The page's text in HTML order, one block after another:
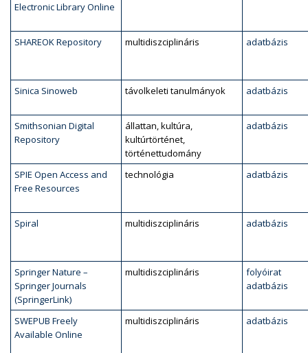
Electronic Library Online
SHAREOK Repository multidiszciplináris adatbázis
Sinica Sinoweb távolkeleti tanulmányok adatbázis
Smithsonian Digital
Repository
állattan, kultúra,
kultúrtörténet,
történettudomány
adatbázis
SPIE Open Access and
Free Resources
technológia adatbázis
Spiral multidiszciplináris adatbázis
Springer Nature –
Springer Journals
(SpringerLink)
multidiszciplináris
folyóirat
adatbázis
SWEPUB Freely
Available Online
multidiszciplináris adatbázis